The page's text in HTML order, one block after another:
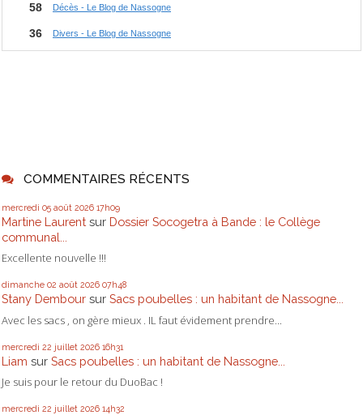
COMMENTAIRES RÉCENTS
mercredi 05 août 2026 17h09
Martine Laurent sur Dossier Socogetra à Bande : le Collège
communal...
Excellente nouvelle !!!
dimanche 02 août 2026 07h48
Stany Dembour sur Sacs poubelles : un habitant de Nassogne...
Avec les sacs , on gère mieux . IL faut évidement prendre...
mercredi 22 juillet 2026 16h31
Liam sur Sacs poubelles : un habitant de Nassogne...
Je suis pour le retour du DuoBac !
mercredi 22 juillet 2026 14h32